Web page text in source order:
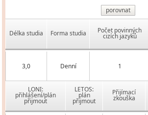
porovnat
Délka studia Forma studia Počet povinných
cizích jazyků
3,0 Denní 1
LONI:
přihlášení/plán
přijmout
LETOS:
plán
přijmout
Přijímací
zkouška